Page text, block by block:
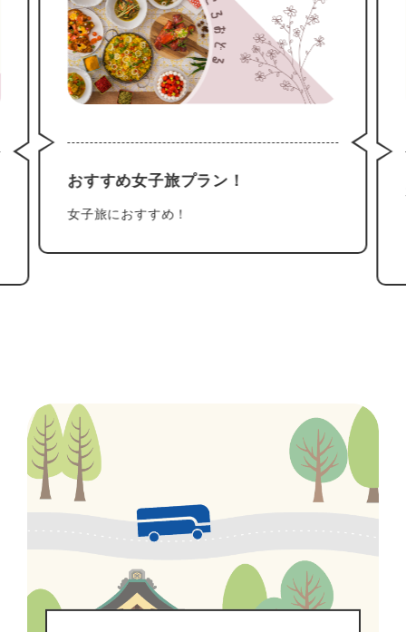
おすすめ女子旅プラン！
女子旅におすすめ！